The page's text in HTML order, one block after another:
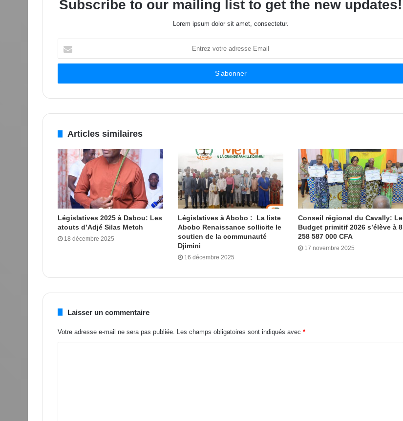
Subscribe to our mailing list to get the new updates!
Lorem ipsum dolor sit amet, consectetur.
votre
adresse
Articles similaires
Législatives 2025 à Dabou: Les
atouts d’Adjé Silas Metch
18 décembre 2025
Législatives à Abobo : La liste
Abobo Renaissance sollicite le
soutien de la communauté
Djimini
16 décembre 2025
Conseil régional du Cavally: Le
Budget primitif 2026 s’élève à 8
258 587 000 CFA
17 novembre 2025
Laisser un commentaire
Votre adresse e-mail ne sera pas publiée. Les champs obligatoires sont indiqués avec *